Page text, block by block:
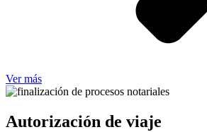
Ver más
Autorización de viaje